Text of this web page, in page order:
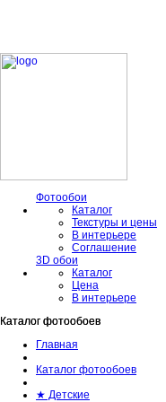
Фотообои
Каталог
Текстуры и цены
В интерьере
Соглашение
3D обои
Каталог
Цена
В интерьере
Каталог фотообоев
Каталог фотообоев
Главная
Каталог фотообоев
★ Детские